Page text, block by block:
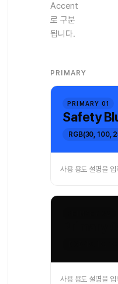
Accent
로 구분
됩니다.
PRIMARY
PRIMARY 01
Safety
RGB(30, 100,
사용 용도 설명을
사용 용도 설명을